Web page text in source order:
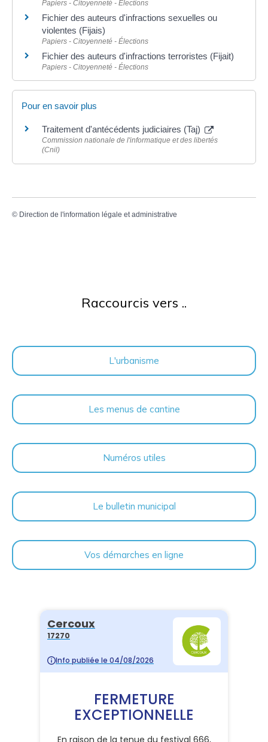
Papiers - Citoyenneté - Élections
Fichier des auteurs d'infractions sexuelles ou
violentes (Fijais)
Papiers - Citoyenneté - Élections
Fichier des auteurs d'infractions terroristes (Fijait)
Papiers - Citoyenneté - Élections
Pour en savoir plus
Traitement d'antécédents judiciaires (Taj)
Commission nationale de l'informatique et des libertés
(Cnil)
© Direction de l'information légale et administrative
Raccourcis vers ..
L'urbanisme
Les menus de cantine
Numéros utiles
Le bulletin municipal
Vos démarches en ligne